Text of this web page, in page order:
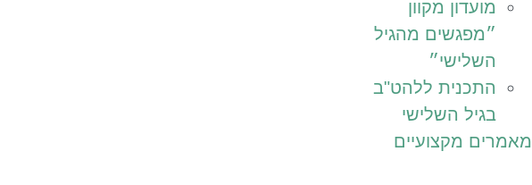
מועדון מקוון
״מפגשים מהגיל
השלישי״
התכנית ללהט"ב
בגיל השלישי
מאמרים מקצועיים